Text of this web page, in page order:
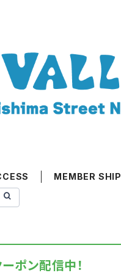
MEMBER SHIP
ポン配信中！